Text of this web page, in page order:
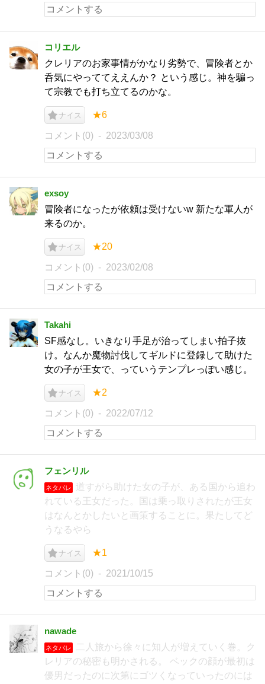
コリエル
クレリアのお家事情がかなり劣勢で、冒険者とか
呑気にやっててええんか？ という感じ。神を騙っ
て宗教でも打ち立てるのかな。
ナイス ★6
コメント(0) 2023/03/08
exsoy
冒険者になったが依頼は受けないw 新たな軍人が
来るのか。
ナイス ★20
コメント(0) 2023/02/08
Takahi
SF感なし。いきなり手足が治ってしまい拍子抜
け。なんか魔物討伐してギルドに登録して助けた
女の子が王女で、っていうテンプレっぽい感じ。
ナイス ★2
コメント(0) 2022/07/12
フェンリル
ネタバレ
道すがら助けた女の子が、ある国から追わ
れている王女だった。国は乗っ取りされたが王女
はなんとかしたいと画策することに。果たしてど
うなるやら
ナイス ★1
コメント(0) 2021/10/15
nawade
ネタバレ
二人旅から徐々に知人が増えていく巻。ク
レリアの秘密も明かされる。 ベックの顔が最初は
優男だったのに次第にゴツくなっていったのには